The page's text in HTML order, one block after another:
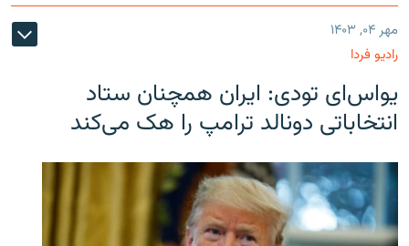
مهر ۰۴, ۱۴۰۳
رادیو فردا
یو‌اس‌ای تودی: ایران همچنان ستاد
انتخاباتی دونالد ترامپ را هک می‌کند